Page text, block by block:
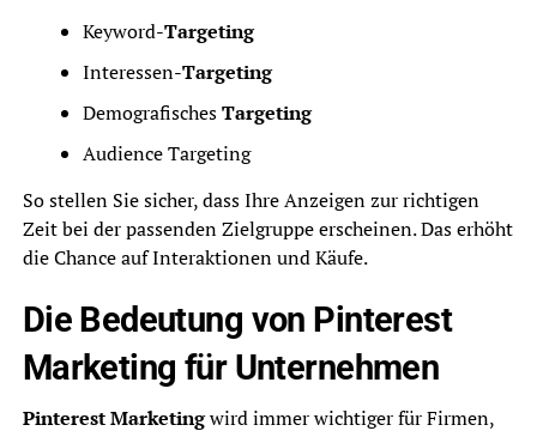
Keyword-Targeting
Interessen-Targeting
DemografischesTargeting
Audience Targeting
So stellen Sie sicher, dass Ihre Anzeigen zur richtigen
Zeit bei der passenden Zielgruppe erscheinen. Das erhöht
die Chance auf Interaktionen und Käufe.
Die Bedeutung von Pinterest
Marketing für Unternehmen
Pinterest Marketingwird immer wichtiger für Firmen,